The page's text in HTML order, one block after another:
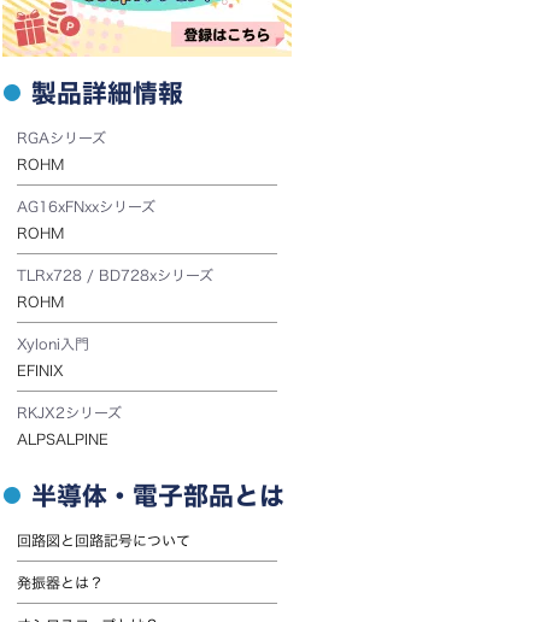
製品詳細情報
RGAシリーズ
ROHM
AG16xFNxxシリーズ
ROHM
TLRx728 / BD728xシリーズ
ROHM
Xyloni入門
EFINIX
RKJX2シリーズ
ALPSALPINE
半導体・電子部品とは
回路図と回路記号について
発振器とは？